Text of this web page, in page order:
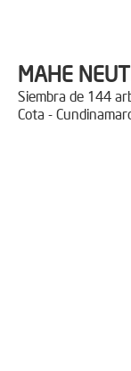
MAHE
Siembra de 144
Cota -